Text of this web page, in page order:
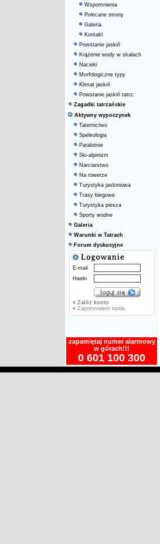
Wspomnienia
Polecane strony
Galeria
Kontakt
Powstanie jaskiń
Krążenie wody w skałach
Nacieki
Morfologiczne typy
Klimat jaskiń
Powstanie jaskiń tatrz.
Zagadki tatrzańskie
Aktywny wypoczynek
Taternictwo
Speleologia
Paralotnie
Ski-alpinizm
Narciarstwo
Na rowerze
Turystyka jaskiniowa
Trasy biegowe
Turystyka piesza
Sporty wodne
Galeria
Warunki w Tatrach
Forum dyskusyjne
E-mail
Hasło
» Załóż konto
»Zapomniałem hasła
zapamiętaj numer alarmowy
w górach!!!
0 601 100 300